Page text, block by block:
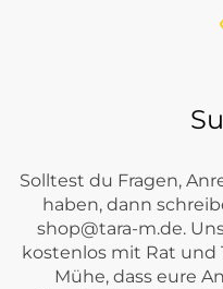
Solltest du Fragen,
haben, dann
shop@tara-m.de.
kostenlos mit Rat und
Mühe, dass eure